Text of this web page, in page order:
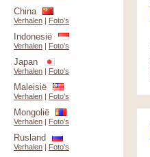
China
Verhalen | Foto's
Indonesië
Verhalen | Foto's
Japan
Verhalen | Foto's
Maleisië
Verhalen | Foto's
Mongolië
Verhalen | Foto's
Rusland
Verhalen | Foto's